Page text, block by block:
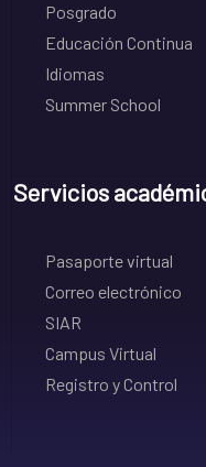
Posgrado
Educación Continua
Idiomas
Summer School
Servicios
Pasaporte virtual
Correo electrónico
SIAR
Campus Virtual
Registro y Control